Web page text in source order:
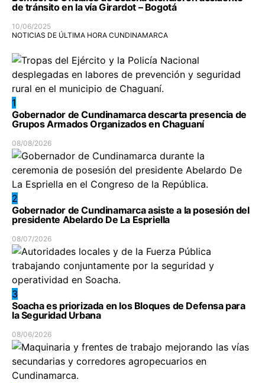
de tránsito en la vía Girardot – Bogotá
10/06/2025
NOTICIAS DE ÚLTIMA HORA CUNDINAMARCA
1
Gobernador de Cundinamarca descarta presencia de
Grupos Armados Organizados en Chaguaní
08/08/2026
2
Gobernador de Cundinamarca asiste a la posesión del
presidente Abelardo De La Espriella
08/07/2026
3
Soacha es priorizada en los Bloques de Defensa para
la Seguridad Urbana
08/06/2026